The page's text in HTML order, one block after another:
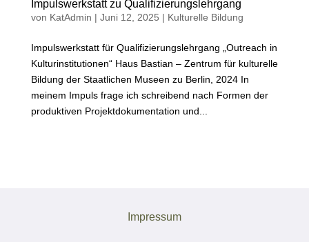
Impulswerkstatt zu Qualifizierungslehrgang
von KatAdmin | Juni 12, 2025 | Kulturelle Bildung
Impulswerkstatt für Qualifizierungslehrgang „Outreach in
Kulturinstitutionen“ Haus Bastian – Zentrum für kulturelle
Bildung der Staatlichen Museen zu Berlin, 2024 In
meinem Impuls frage ich schreibend nach Formen der
produktiven Projektdokumentation und...
Impressum